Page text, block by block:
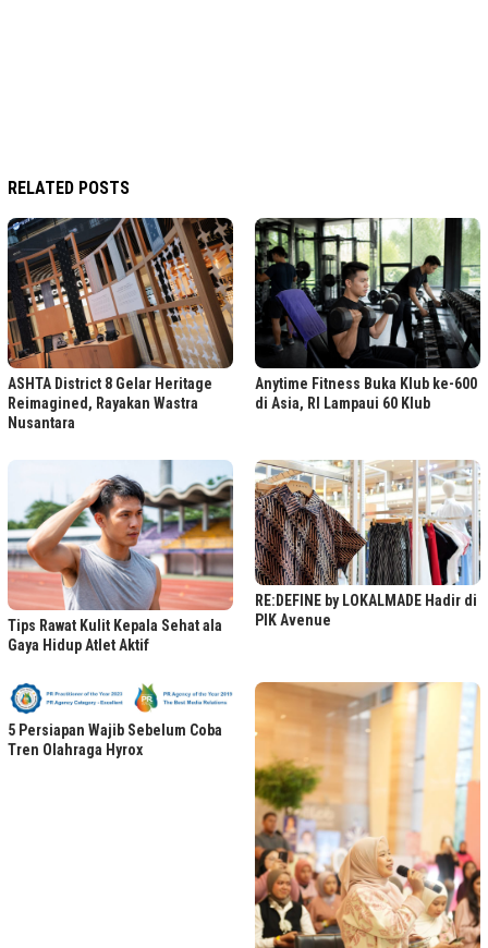
RELATED POSTS
ASHTA District 8 Gelar Heritage
Reimagined, Rayakan Wastra
Nusantara
Anytime Fitness Buka Klub ke-600
di Asia, RI Lampaui 60 Klub
Tips Rawat Kulit Kepala Sehat ala
Gaya Hidup Atlet Aktif
RE:DEFINE by LOKALMADE Hadir di
PIK Avenue
5 Persiapan Wajib Sebelum Coba
Tren Olahraga Hyrox